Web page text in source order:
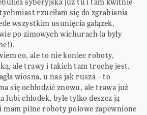
rzuciłam się do zgrabiania
wszystkim usunięcia gałązek,
po zimowych wichurach (a były
co, ale to nie koniec roboty,
ale trawy i takich tam trochę jest.
wiosna, u nas jak rusza – to
się ochłodzić znowu, ale trawa już
lubi chłodek, byle tylko deszcz ją
mam pilne roboty polowe zapewnione